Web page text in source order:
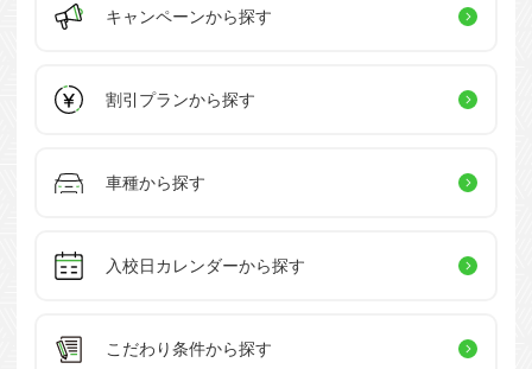
キャンペーンから探す
割引プランから探す
車種から探す
入校日カレンダーから探す
こだわり条件から探す